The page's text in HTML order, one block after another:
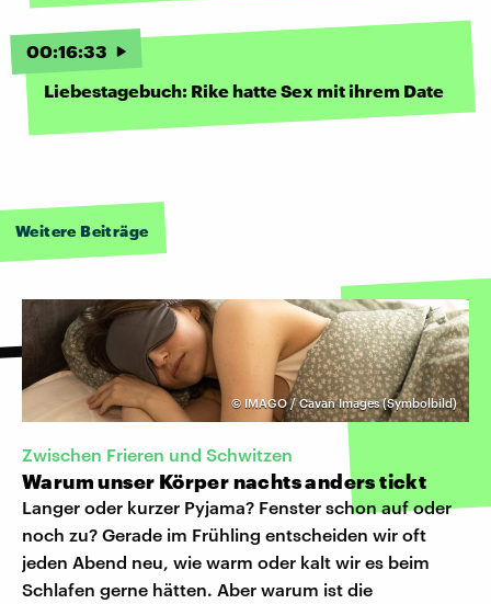
00:16:33
Liebestagebuch: Rike hatte Sex mit ihrem Date
Weitere Beiträge
© IMAGO / Cavan Images (Symbolbild)
Zwischen Frieren und Schwitzen
Warum unser Körper nachts anders tickt
Langer oder kurzer Pyjama? Fenster schon auf oder
noch zu? Gerade im Frühling entscheiden wir oft
jeden Abend neu, wie warm oder kalt wir es beim
Schlafen gerne hätten. Aber warum ist die